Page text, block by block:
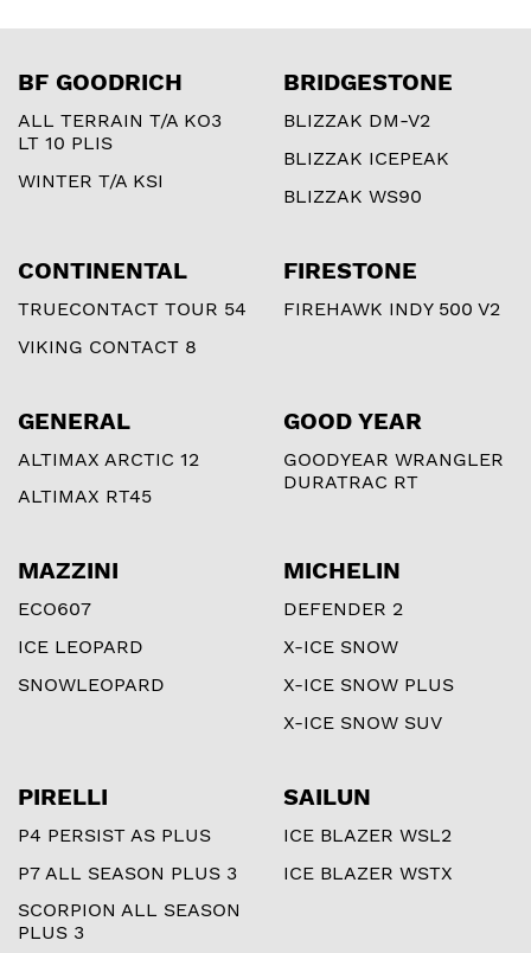
BF GOODRICH
ALL TERRAIN T/A KO3
LT 10 PLIS
WINTER T/A KSI
BRIDGESTONE
BLIZZAK DM-V2
BLIZZAK ICEPEAK
BLIZZAK WS90
CONTINENTAL
TRUECONTACT TOUR 54
VIKING CONTACT 8
FIRESTONE
FIREHAWK INDY 500 V2
GENERAL
ALTIMAX ARCTIC 12
ALTIMAX RT45
GOOD YEAR
GOODYEAR WRANGLER
DURATRAC RT
MAZZINI
ECO607
ICE LEOPARD
SNOWLEOPARD
MICHELIN
DEFENDER 2
X-ICE SNOW
X-ICE SNOW PLUS
X-ICE SNOW SUV
PIRELLI
P4 PERSIST AS PLUS
P7 ALL SEASON PLUS 3
SCORPION ALL SEASON
PLUS 3
SAILUN
ICE BLAZER WSL2
ICE BLAZER WSTX